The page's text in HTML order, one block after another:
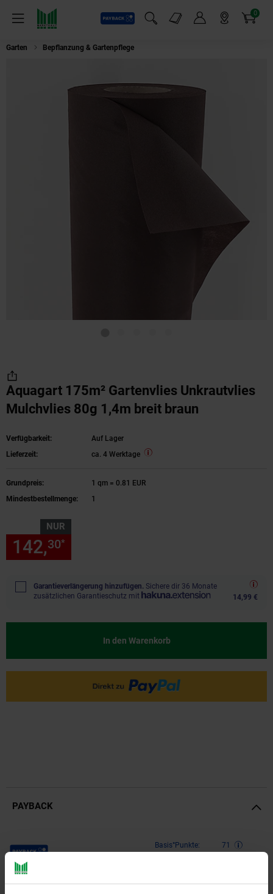
Menü
Payback
Suchfeld einblenden
Markt-Angebote 0
Artikel
Garten Bepflanzung & Gartenpflege
Aquagart 175m² Gartenvlies Unkrautvlies
Mulchvlies 80g 1,4m breit braun
Verfügbarkeit:
Auf Lager
Lieferzeit:
ca. 4 Werktage
Grundpreis:
1 qm = 0.81 EUR
Mindestbestellmenge:
1
NUR
142,30*
Garantieverlängerung hinzufügen. Sichere dir 36 Monate
zusätzlichen Garantieschutz mit
14,99 €
In den Warenkorb
PAYBACK
Payback Punkte Basis°Punkte:
71